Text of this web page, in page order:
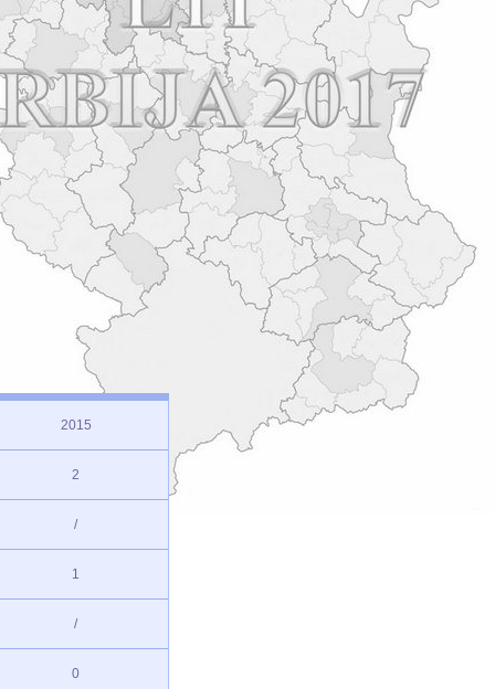
2015
2
/
1
/
0